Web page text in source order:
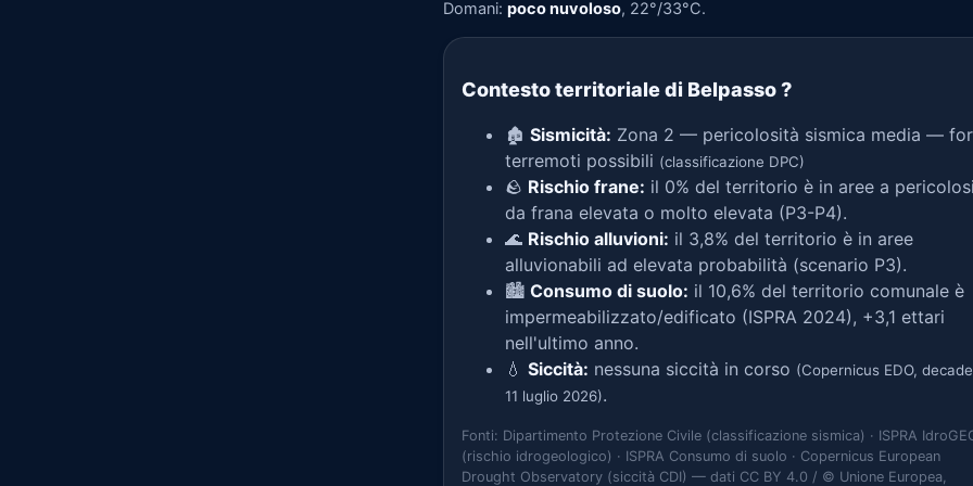
Domani: poco nuvoloso, 22°/33°C.
Contesto territoriale di Belpasso?
🏚️ Sismicità: Zona 2 — pericolosità sismica media —
terremoti possibili (classificazione DPC)
🪨 Rischio frane: il 0% del territorio è in aree a
da frana elevata o molto elevata (P3-P4).
🌊 Rischio alluvioni: il 3,8% del territorio è in aree
alluvionabili ad elevata probabilità (scenario P3).
🏙️ Consumo di suolo: il 10,6% del territorio comunale è
impermeabilizzato/edificato (ISPRA 2024), +3,1 ettari
nell'ultimo anno.
💧 Siccità: nessuna siccità in corso (Copernicus EDO,
11 luglio 2026).
Fonti: Dipartimento Protezione Civile (classificazione sismica) · ISPRA
(rischio idrogeologico) · ISPRA Consumo di suolo · Copernicus European
Drought Observatory (siccità CDI) — dati CC BY 4.0 / © Unione Europea,